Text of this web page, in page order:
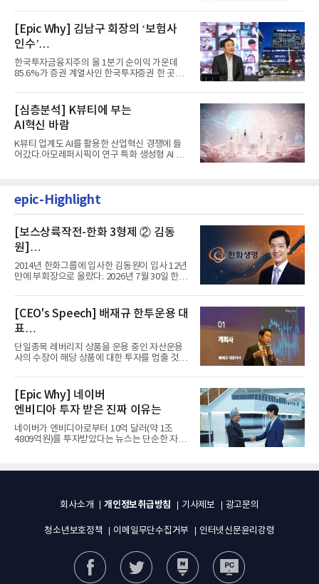
[Epic Why] 김남구 회장의 ‘보험사
인수’
발걸음이 신중해진 배경은?
한국투자금융지주의 올 1분기 순이익 가운데
85.6%가 증권 계열사인 한국투자증권 한 곳에
[심층분석] K뷰티에 부는
AI혁신 바람
K뷰티 업계도 AI를 활용한 산업혁신 경쟁에 들
어갔다.아모레퍼시픽이 연구 특화 생성형 AI 플
epic-Highlight
[보스상륙작전-한화 3형제 ② 김동
원]
입사 12년 만에 금융계열 수장 등극
2014년 한화그룹에 입사한 김동원이 입사 12년
만에 부회장으로 올랐다. 2026년 7월 30일 한화
[CEO's Speech] 배재규 한투운용 대
표
“개별종목 레버리지 투자 지금이라도
멈춰라”
단일종목 레버리지 상품을 운용 중인 자산운용
사의 수장이 해당 상품에 대한 투자를 멈출 것을
[Epic Why] 네이버
엔비디아 투자 받은 진짜 이유는
네이버가 엔비디아로부터 10억 달러(약 1조
4809억원)를 투자받았다는 뉴스는 단순한 자금
회사소개 개인정보취급방침 기사제보 광고문의
청소년보호정책 이메일무단수집거부 인터넷신문윤리강령